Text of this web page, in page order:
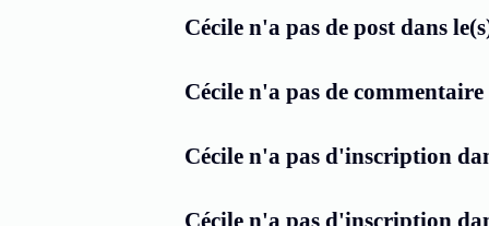
Cécile n'a pas de post dans
Cécile n'a pas de
Cécile n'a pas d'inscription
Cécile n'a pas d'inscription